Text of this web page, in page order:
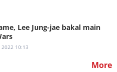
Lee Jung-jae bakal main
2022 10:13
More